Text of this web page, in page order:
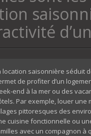
location saisonnière séduit
de profiter d’un
end à la mer ou des
Par exemple, louer une
pittoresques des
cuisine fonctionnelle ou
avec un compagnon à